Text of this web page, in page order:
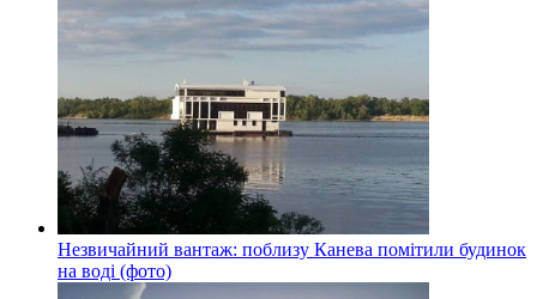
Незвичайний вантаж: поблизу Канева помітили будинок
на воді (фото)